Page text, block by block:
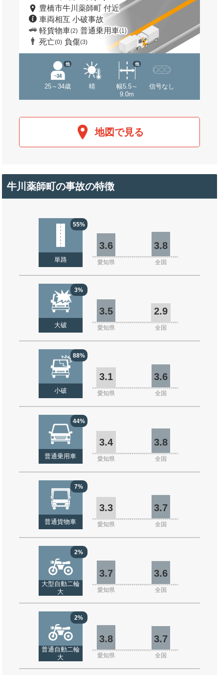
豊橋市牛川薬師町 付近
車両相互 小破事故
軽貨物車(2) 普通乗用車(1)
死亡(0) 負傷(3)
25～34歳
他
晴
幅5.5～
9.0m
他
信号なし
地図で見る
牛川薬師町の事故の特徴
55%
単路
3.6 3.8
愛知県 全国
3%
大破
3.5 2.9
愛知県 全国
88%
小破
3.1 3.6
愛知県 全国
44%
普通乗用車
3.4 3.8
愛知県 全国
7%
普通貨物車
3.3 3.7
愛知県 全国
2%
大型自動二輪
大
3.7 3.6
愛知県 全国
2%
普通自動二輪
大
3.8 3.7
愛知県 全国